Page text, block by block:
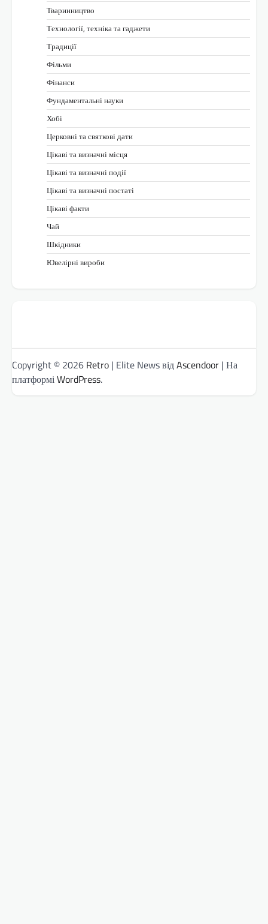
Тваринництво
Технології, техніка та гаджети
Традиції
Фільми
Фінанси
Фундаментальні науки
Хобі
Церковні та святкові дати
Цікаві та визначні місця
Цікаві та визначні події
Цікаві та визначні постаті
Цікаві факти
Чай
Шкідники
Ювелірні вироби
Copyright © 2026 Retro | Elite News відAscendoor | На
платформіWordPress.